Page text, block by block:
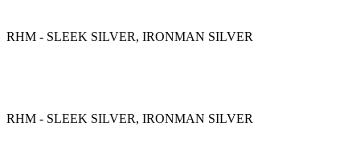
RHM - SLEEK SILVER, IRONMAN SILVER
RHM - SLEEK SILVER, IRONMAN SILVER